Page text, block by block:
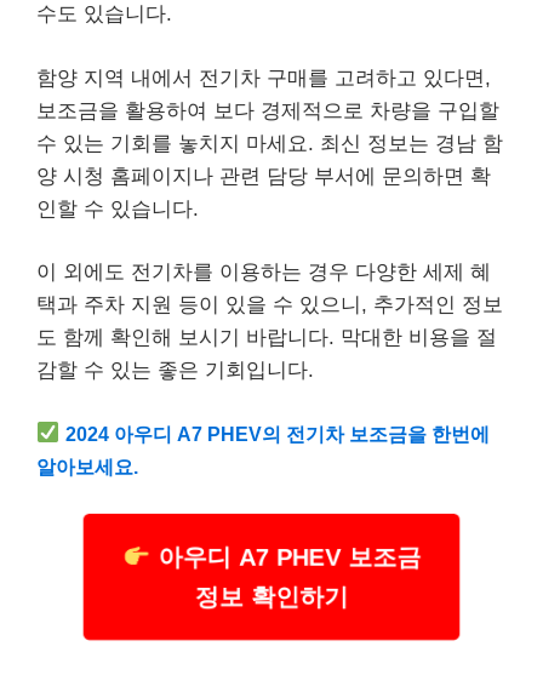
수도 있습니다.
함양 지역 내에서 전기차 구매를 고려하고 있다면,
보조금을 활용하여 보다 경제적으로 차량을 구입할
수 있는 기회를 놓치지 마세요. 최신 정보는 경남 함
양 시청 홈페이지나 관련 담당 부서에 문의하면 확
인할 수 있습니다.
이 외에도 전기차를 이용하는 경우 다양한 세제 혜
택과 주차 지원 등이 있을 수 있으니, 추가적인 정보
도 함께 확인해 보시기 바랍니다. 막대한 비용을 절
감할 수 있는 좋은 기회입니다.
2024 아우디 A7 PHEV의 전기차 보조금을 한번에
알아보세요.
아우디 A7 PHEV 보조금
정보 확인하기